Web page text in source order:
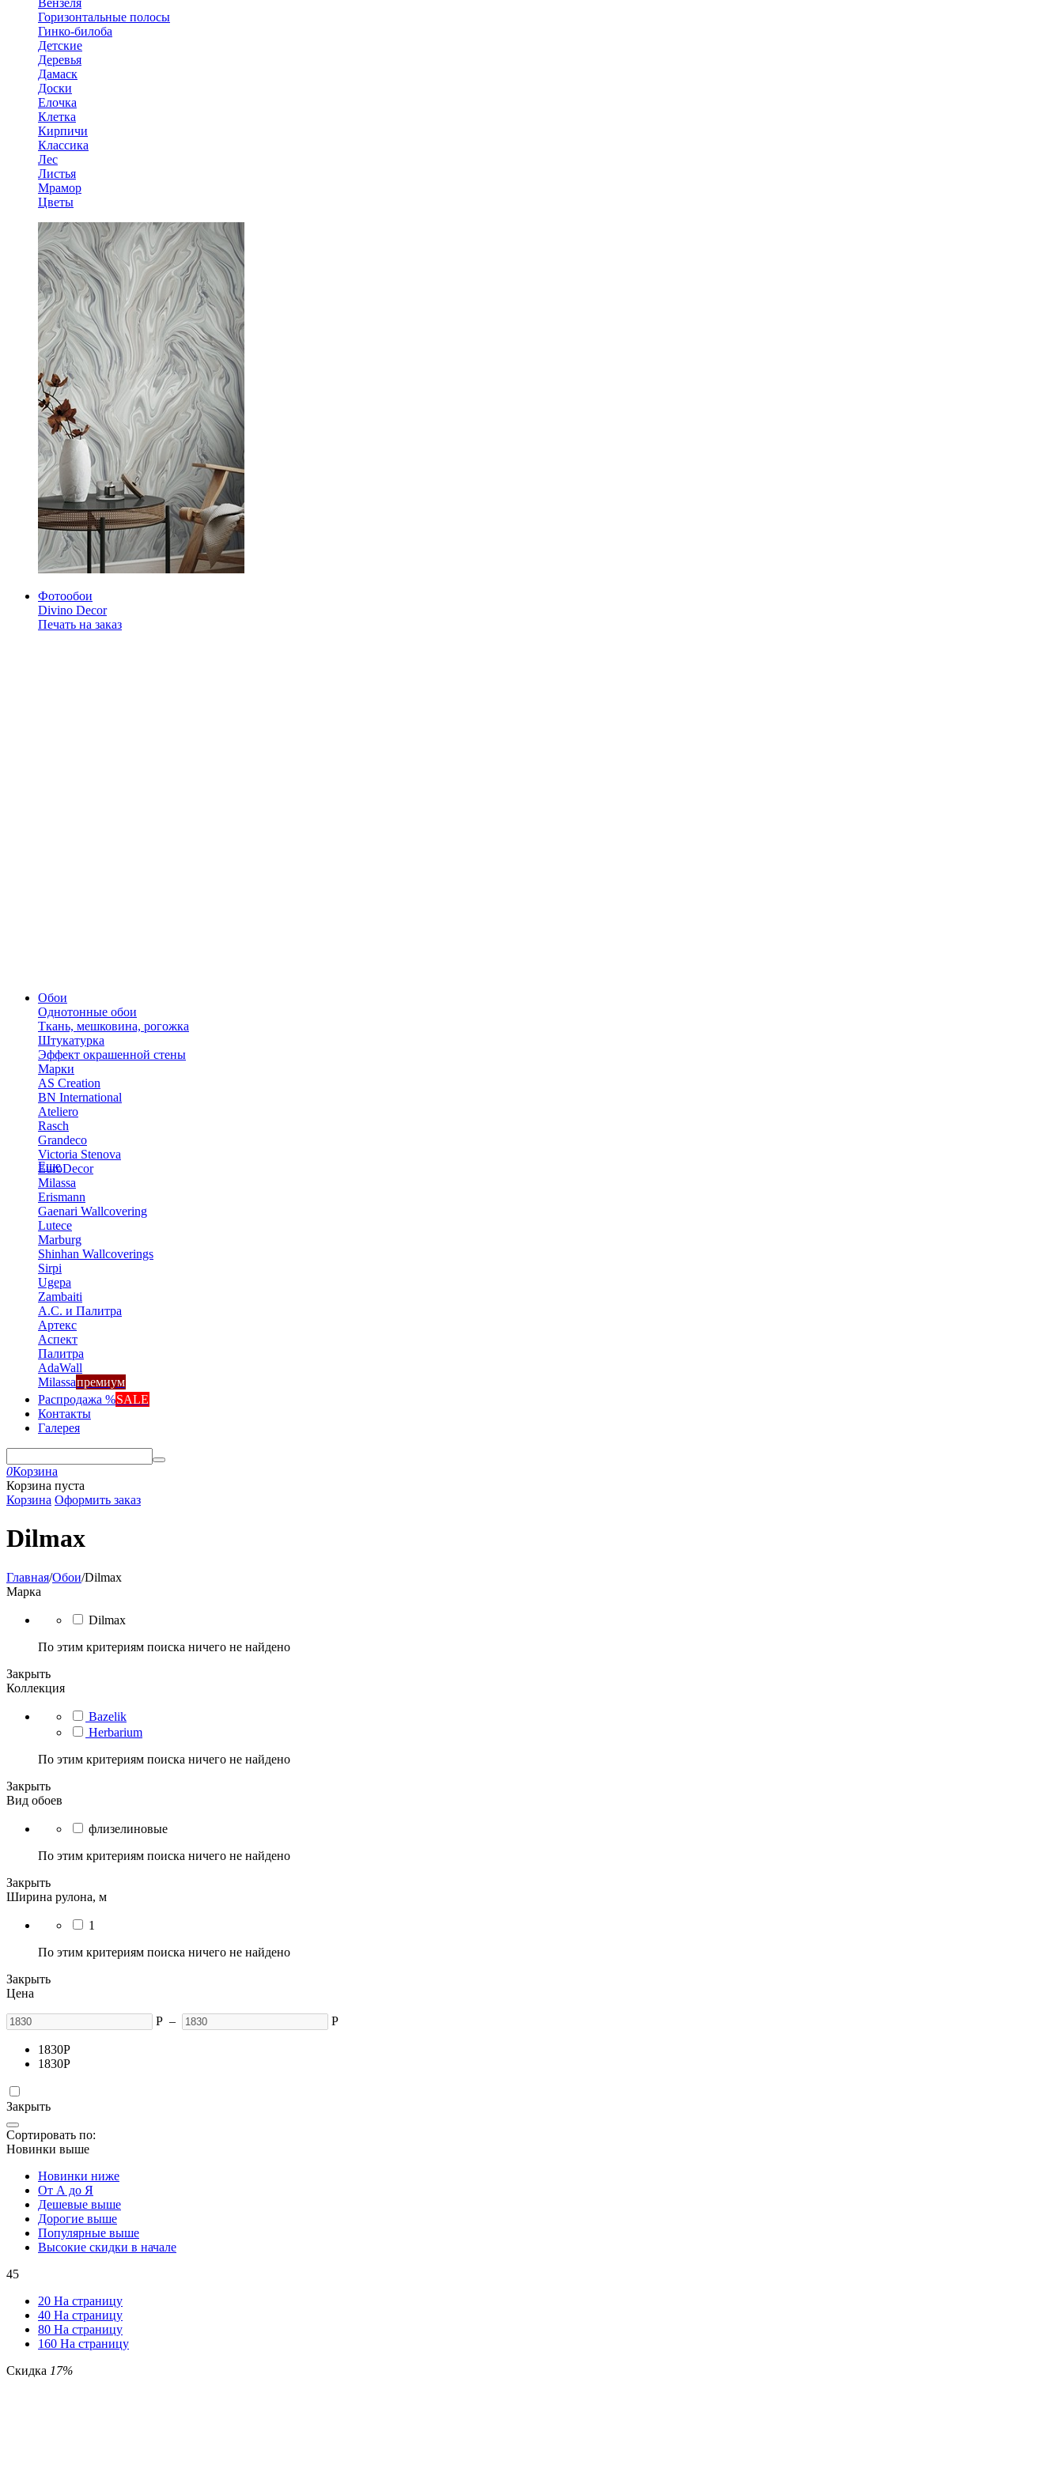
Вензеля
Горизонтальные полосы
Гинко-билоба
Детские
Деревья
Дамаск
Доски
Елочка
Клетка
Кирпичи
Классика
Лес
Листья
Мрамор
Цветы
Фотообои
Divino Decor
Печать на заказ
Обои
Однотонные обои
Ткань, мешковина, рогожка
Штукатурка
Эффект окрашенной стены
Марки
AS Creation
BN International
Ateliero
Rasch
Grandeco
Victoria Stenova
EuroDecor
Milassa
Erismann
Gaenari Wallcovering
Lutece
Marburg
Shinhan Wallcoverings
Sirpi
Ugepa
Zambaiti
А.С. и Палитра
Артекс
Аспект
Палитра
AdaWall
Milassaпремиум
Еще
Распродажа %SALE
Контакты
Галерея
0Корзина
Корзина пуста
Корзина Оформить заказ
Dilmax
Главная/Обои/Dilmax
Марка
Dilmax
По этим критериям поиска ничего не найдено
Закрыть
Коллекция
Bazelik
Herbarium
По этим критериям поиска ничего не найдено
Закрыть
Вид обоев
флизелиновые
По этим критериям поиска ничего не найдено
Закрыть
Ширина рулона, м
1
По этим критериям поиска ничего не найдено
Закрыть
Цена
Р – Р
1830Р
1830Р
Закрыть
Сортировать по:
Новинки выше
Новинки ниже
От А до Я
Дешевые выше
Дорогие выше
Популярные выше
Высокие скидки в начале
45
20 На страницу
40 На страницу
80 На страницу
160 На страницу
Скидка 17%